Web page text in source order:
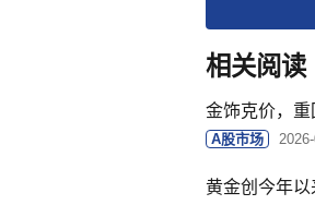
相关阅读
金饰克价，
A股市场
黄金创今年